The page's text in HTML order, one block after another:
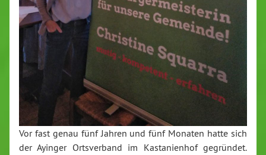
Vor fast genau fünf Jahren und fünf Monaten hatte sich
der Ayinger Ortsverband im Kastanienhof gegründet.